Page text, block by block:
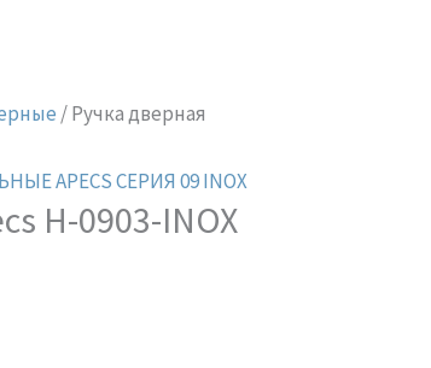
/ Ручка дверная
APECS СЕРИЯ 09 INOX
H-0903-INOX